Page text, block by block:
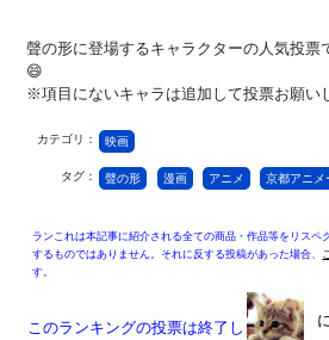
聲の形に登場するキャラクターの人気投票
😄
※項目にないキャラは追加して投票お願い
カテゴリ： 映画
タグ： 聲の形 漫画 アニメ 京都アニメ
ランこれは本記事に紹介される全ての商品・作品等をリスペ
するものではありません。それに反する投稿があった場合、
す。
このランキングの投票は終了し